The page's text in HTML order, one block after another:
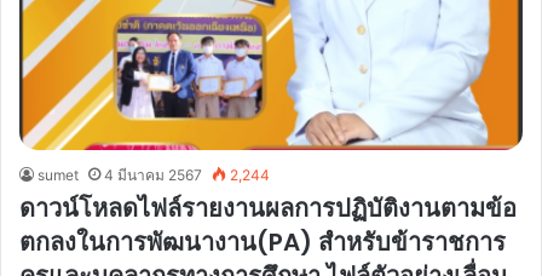
sumet 4 มีนาคม 2567 2,244
ดาวน์โหลดไฟล์รายงานผลการปฏิบัติงานตามข้อ
ตกลงในการพัฒนางาน(PA) สำหรับข้าราชการ